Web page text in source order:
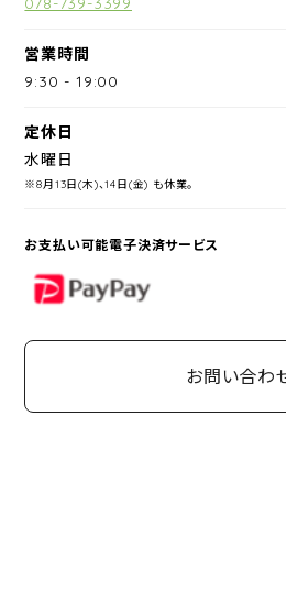
営業時間
9:30 -19:00
定休日
水曜日
※8月13日(木)、14日(金) も休業。
お支払い可能電子決済サービス
PayPay
お問い合わ